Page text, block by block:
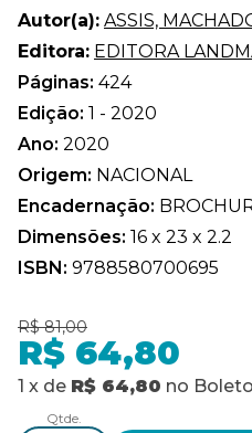
Autor(a): ASSIS,
Editora: EDITORA
Páginas: 424
Edição: 1 - 2020
Ano: 2020
Origem: NACIONAL
Encadernação:
Dimensões: 16 x 23 x 2.2
ISBN: 9788580700695
R$ 81,00
R$ 64,80
1 x de R$ 64,80 no Boleto
Qtde.